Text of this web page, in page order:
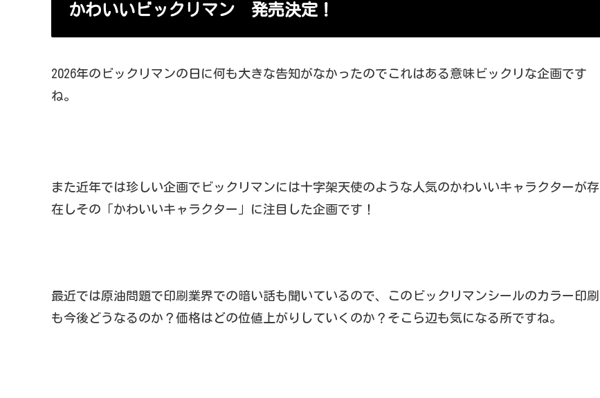
かわいいビックリマン 発売決定！
2026年のビックリマンの日に何も大きな告知がなかったのでこれはある意味ビックリな企画です
ね。
また近年では珍しい企画でビックリマンには十字架天使のような人気のかわいいキャラクターが存
在しその「かわいいキャラクター」に注目した企画です！
最近では原油問題で印刷業界での暗い話も聞いているので、このビックリマンシールのカラー印刷
も今後どうなるのか？価格はどの位値上がりしていくのか？そこら辺も気になる所ですね。